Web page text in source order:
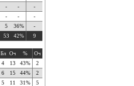
- - -
- - -
5 36% -
53 42% 9
Бл Оч % Оч
4 13 43% 2
6 15 44% 2
5 11 31% 5